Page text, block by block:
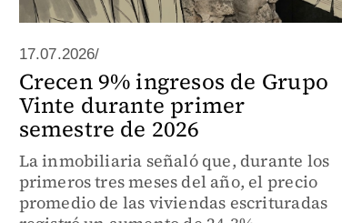
17.07.2026/
Crecen 9% ingresos de Grupo
Vinte durante primer
semestre de 2026
La inmobiliaria señaló que, durante los
primeros tres meses del año, el precio
promedio de las viviendas escrituradas